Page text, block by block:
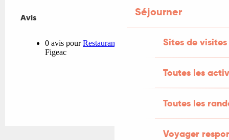
Séjourner
Sites de visites
Toutes les
Toutes les
Voyager
Avis
Avis